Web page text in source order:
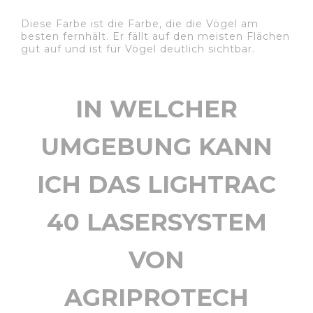
Diese Farbe ist die Farbe, die die Vögel am
besten fernhält. Er fällt auf den meisten Flächen
gut auf und ist für Vögel deutlich sichtbar.
IN WELCHER
UMGEBUNG KANN
ICH DAS LIGHTRAC
40 LASERSYSTEM
VON
AGRIPROTECH